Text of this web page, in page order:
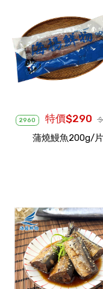
2960 特價$290
蒲燒鰻魚200g/片